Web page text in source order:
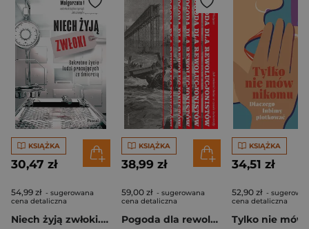
KSIĄŻKA
30,47 zł
54,99 zł - sugerowana
cena detaliczna
Niech żyją zwłoki. Sekretne życie ludzi pracujących ze śmiercią
KSIĄŻKA
38,99 zł
59,00 zł - sugerowana
cena detaliczna
Pogoda dla rewolucjonistów. Jak zmienić świat w czasie katastrofy
KSIĄŻKA
34,51 zł
52,90 zł -
cena detaliczna